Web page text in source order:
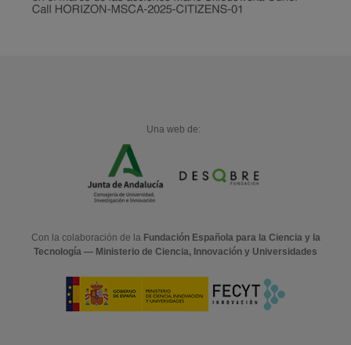
Una web de:
Con la colaboración de la Fundación Española para la Ciencia y la
Tecnología — Ministerio de Ciencia, Innovación y Universidades